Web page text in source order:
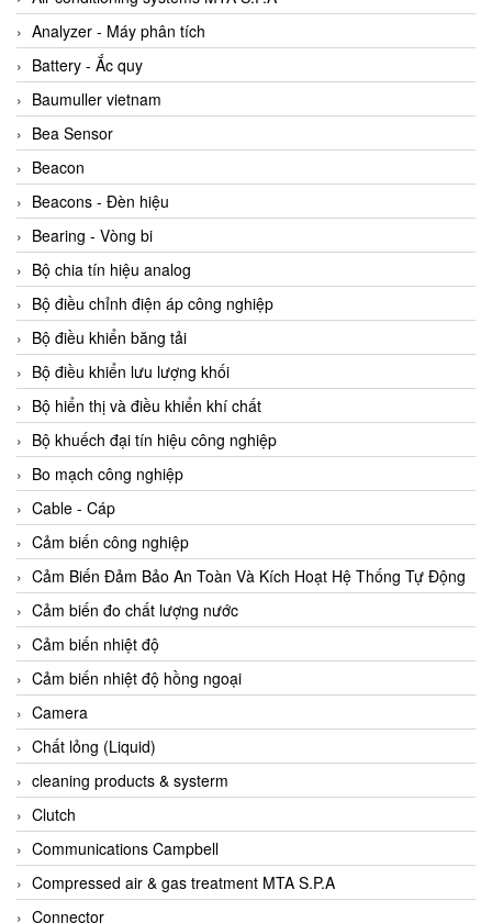
Accepta Vietnam
ACCUMAC Vietnam
AccuWeb Vietnam
Acey
ACOEM Vietnam
ADCA Vietnam
ADFweb Vietnam
Adler Vietnam
Ados Vietnam
Advanced Energy Vietnam
Advantech Vietnam
Agate Vietnam
AGR International Vietnam
Aichi Tokei Denki Vietnam
Aii Vietnam
AIKOH
AINUO Vietnam
AIR MAJOR
Aira Euro Automation
Airtac Vietnam
Airtec Vietnam
AI-Tek Vietnam
Akerstroms Viet Nam
AKO Armaturen & Separationstechnik
AKO Armaturen & Separationstechnik Vietnam
AKUSENSE
ALA OFFICINE SPA
Analyzer - Máy phân tích
Battery - Ắc quy
Baumuller vietnam
Bea Sensor
Beacon
Beacons - Đèn hiệu
Bearing - Vòng bi
Bộ chia tín hiệu analog
Bộ điều chỉnh điện áp công nghiệp
Bộ điều khiển băng tải
Bộ điều khiển lưu lượng khối
Bộ hiển thị và điều khiển khí chất
Bộ khuếch đại tín hiệu công nghiệp
Bo mạch công nghiệp
Cable - Cáp
Cảm biến công nghiệp
Cảm Biến Đảm Bảo An Toàn Và Kích Hoạt Hệ Thống Tự Động
Cảm biến đo chất lượng nước
Cảm biến nhiệt độ
Cảm biến nhiệt độ hồng ngoại
Camera
Chất lỏng (Liquid)
cleaning products & systerm
Clutch
Communications Campbell
Compressed air & gas treatment MTA S.P.A
Connector